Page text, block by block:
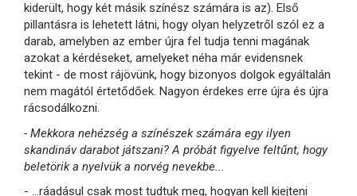
kiderült, hogy két másik színész számára is az). Első
pillantásra is lehetett látni, hogy olyan helyzetről szól ez a
darab, amelyben az ember újra fel tudja tenni magának
azokat a kérdéseket, amelyeket néha már evidensnek
tekint - de most rájövünk, hogy bizonyos dolgok egyáltalán
nem magától értetődőek. Nagyon érdekes erre újra és újra
rácsodálkozni.
- Mekkora nehézség a színészek számára egy ilyen
skandináv darabot játszani? A próbát figyelve feltűnt, hogy
beletörik a nyelvük a norvég nevekbe...
- ...ráadásul csak most tudtuk meg, hogyan kell kiejteni